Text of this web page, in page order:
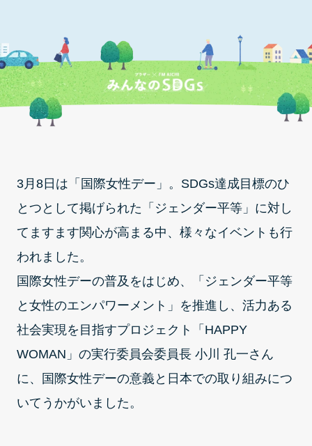
3月8日は「国際女性デー」。SDGs達成目標のひ
とつとして掲げられた「ジェンダー平等」に対し
てますます関心が高まる中、様々なイベントも行
われました。
国際女性デーの普及をはじめ、「ジェンダー平等
と女性のエンパワーメント」を推進し、活力ある
社会実現を目指すプロジェクト「HAPPY
WOMAN」の実行委員会委員長 小川 孔一さん
に、国際女性デーの意義と日本での取り組みにつ
いてうかがいました。